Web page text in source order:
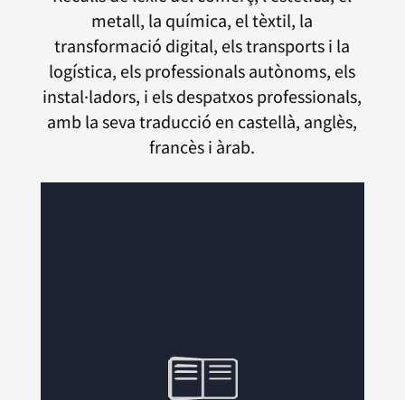
metall, la química, el tèxtil, la
transformació digital, els transports i la
logística, els professionals autònoms, els
instal·ladors, i els despatxos professionals,
amb la seva traducció en castellà, anglès,
francès i àrab.